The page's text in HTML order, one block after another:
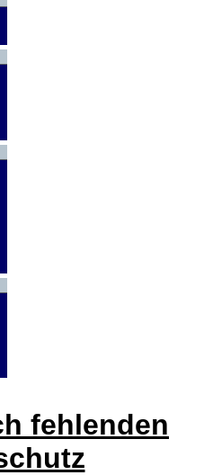
fehlenden